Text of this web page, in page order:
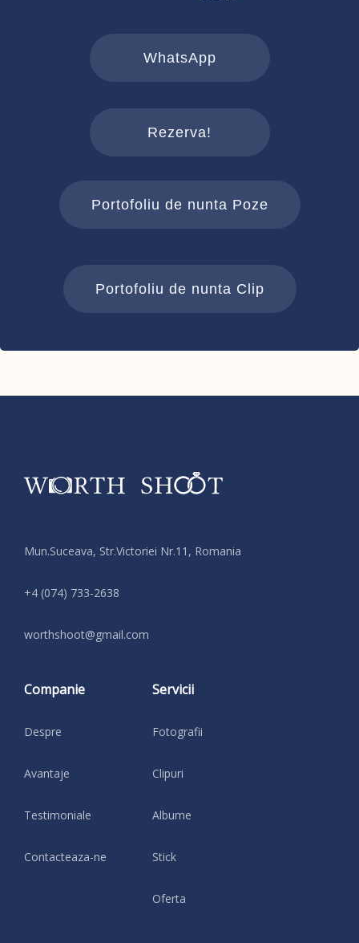
WhatsApp
Rezerva!
Portofoliu de nunta Poze
Portofoliu de nunta Clip
Mun.Suceava, Str.Victoriei Nr.11, Romania
+4 (074) 733-2638
moc.liamg@toohshtrow
Companie
Despre
Avantaje
Testimoniale
Contacteaza-ne
Servicii
Fotografii
Clipuri
Albume
Stick
Oferta